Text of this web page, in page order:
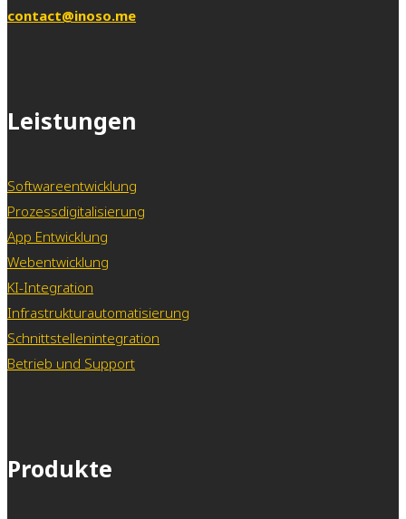
contact@inoso.me
Leistungen
Softwareentwicklung
Prozessdigitalisierung
App Entwicklung
Webentwicklung
KI-Integration
Infrastrukturautomatisierung
Schnittstellenintegration
Betrieb und Support
Produkte